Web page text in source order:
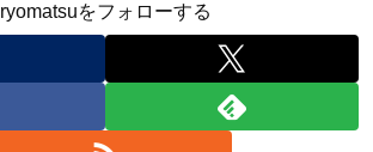
ryomatsuをフォローする